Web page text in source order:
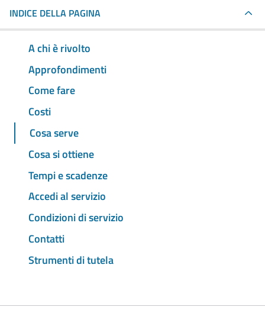
INDICE DELLA PAGINA
A chi è rivolto
Approfondimenti
Come fare
Costi
Cosa serve
Cosa si ottiene
Tempi e scadenze
Accedi al servizio
Condizioni di servizio
Contatti
Strumenti di tutela